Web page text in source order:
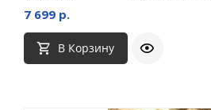
7 699 р.
В Корзину